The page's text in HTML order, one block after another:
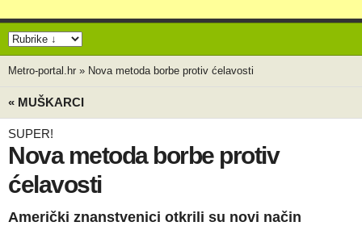
Metro-portal.hr » Nova metoda borbe protiv ćelavosti
« MUŠKARCI
SUPER!
Nova metoda borbe protiv
ćelavosti
Američki znanstvenici otkrili su novi način